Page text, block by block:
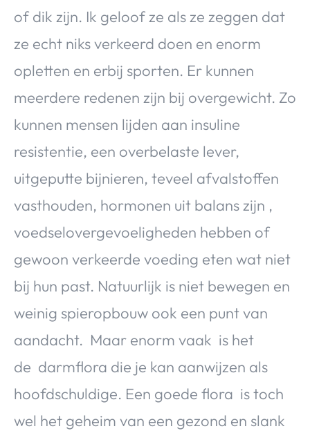
of dik zijn. Ik geloof ze als ze zeggen dat
ze echt niks verkeerd doen en enorm
opletten en erbij sporten. Er kunnen
meerdere redenen zijn bij overgewicht. Zo
kunnen mensen lijden aan insuline
resistentie, een overbelaste lever,
uitgeputte bijnieren, teveel afvalstoffen
vasthouden, hormonen uit balans zijn ,
voedselovergevoeligheden hebben of
gewoon verkeerde voeding eten wat niet
bij hun past. Natuurlijk is niet bewegen en
weinig spieropbouw ook een punt van
aandacht. Maar enorm vaak is het
de darmflora die je kan aanwijzen als
hoofdschuldige. Een goede flora is toch
wel het geheim van een gezond en slank